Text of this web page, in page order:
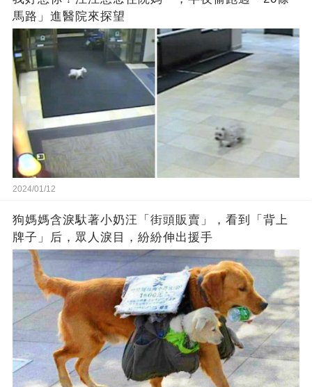
馬路」進醫院來探望
2024/01/12
狗媽媽含淚馱著小奶汪「街頭販賣」，看到「背上
牌子」后，眾人淚目，紛紛伸出援手